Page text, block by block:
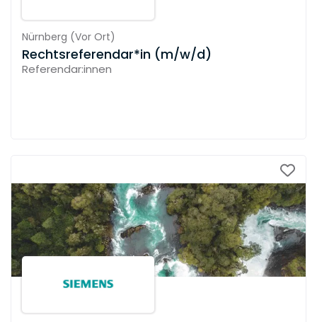
Nürnberg (Vor Ort)
Rechtsreferendar*in (m/w/d)
Referendar:innen